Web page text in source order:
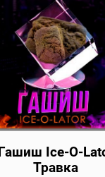
Гашиш Ice-O-
Травка